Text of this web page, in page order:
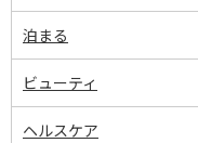
泊まる
ビューティ
ヘルスケア